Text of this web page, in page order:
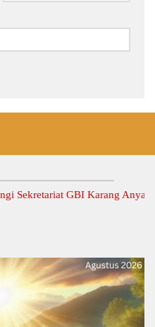
GBI Karang Anyar.